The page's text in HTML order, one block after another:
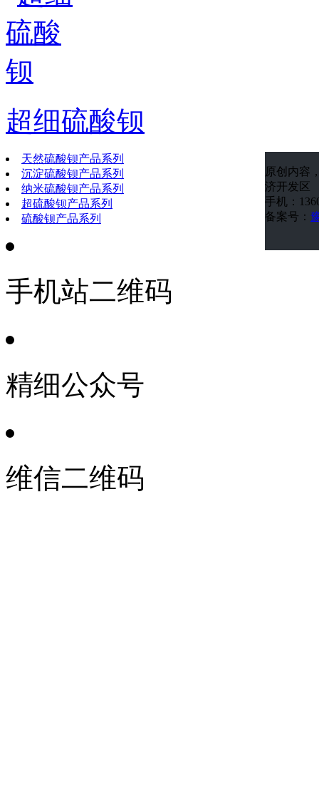
超细硫酸钡
天然硫酸钡产品系列
沉淀硫酸钡产品系列
纳米硫酸钡产品系列
超硫酸钡产品系列
硫酸钡产品系列
原创内容
济开发区
手机：
备案号：
手机站二维码
精细公众号
维信二维码